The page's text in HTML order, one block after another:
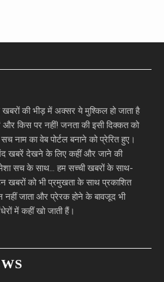
की भीड़ में अक्सर ये मुश्किल हो जाता है
किस पर नहीं! जनता की इसी दिक्कत को
नाम का वेब पोर्टल बनाने को प्रेरित हुए।
खबरें देखने के लिए कहीं और जाने की
सच के साथ… हम सच्ची खबरों के साथ-
खबरों को भी प्रमुखता के साथ प्रकाशित
जाता और प्रेरक होने के बावजूद भी
में कहीं खो जाती हैं।